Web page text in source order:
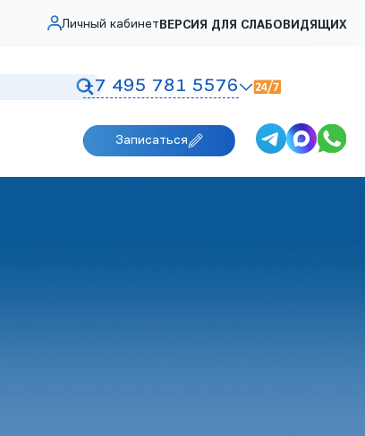
Личный кабинет ВЕРСИЯ ДЛЯ СЛАБОВИДЯЩИХ
+7 495 781 5576
Записаться